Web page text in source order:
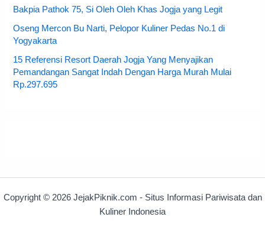
Bakpia Pathok 75, Si Oleh Oleh Khas Jogja yang Legit
Oseng Mercon Bu Narti, Pelopor Kuliner Pedas No.1 di
Yogyakarta
15 Referensi Resort Daerah Jogja Yang Menyajikan
Pemandangan Sangat Indah Dengan Harga Murah Mulai
Rp.297.695
Copyright © 2026 JejakPiknik.com - Situs Informasi Pariwisata dan
Kuliner Indonesia